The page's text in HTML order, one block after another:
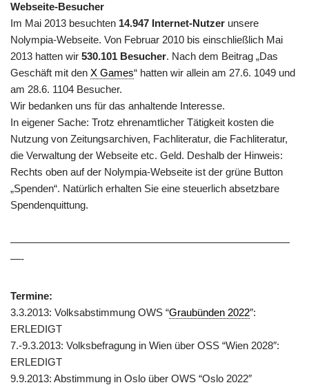
Webseite-Besucher
Im Mai 2013 besuchten 14.947 Internet-Nutzer unsere
Nolympia-Webseite. Von Februar 2010 bis einschließlich Mai
2013 hatten wir 530.101 Besucher. Nach dem Beitrag „Das
Geschäft mit den X Games“ hatten wir allein am 27.6. 1049 und
am 28.6. 1104 Besucher.
Wir bedanken uns für das anhaltende Interesse.
In eigener Sache: Trotz ehrenamtlicher Tätigkeit kosten die
Nutzung von Zeitungsarchiven, Fachliteratur, die Fachliteratur,
die Verwaltung der Webseite etc. Geld. Deshalb der Hinweis:
Rechts oben auf der Nolympia-Webseite ist der grüne Button
„Spenden“. Natürlich erhalten Sie eine steuerlich absetzbare
Spendenquittung.
———————————————————————————
—-
Termine:
3.3.2013: Volksabstimmung OWS “Graubünden 2022″:
ERLEDIGT
7.-9.3.2013: Volksbefragung in Wien über OSS “Wien 2028″:
ERLEDIGT
9.9.2013: Abstimmung in Oslo über OWS “Oslo 2022″